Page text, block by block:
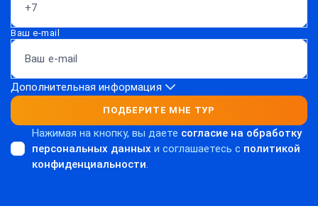
Ваш e-mail
Дополнительная информация
ПОДБЕРИТЕ МНЕ ТУР
Нажимая на кнопку, вы даете согласие на обработку
персональных данных и соглашаетесь c политикой
конфиденциальности.